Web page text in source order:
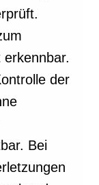
der
Bei